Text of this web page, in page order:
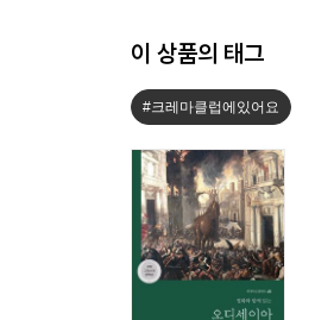
이 상품의 태그
#크레마클럽에있어요